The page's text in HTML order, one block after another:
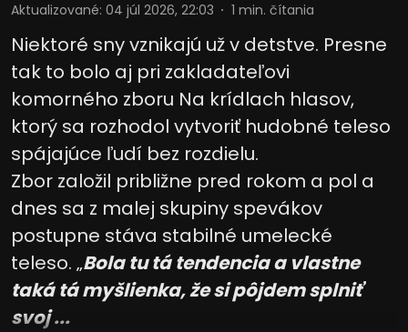
Aktualizované: 04 júl 2026, 22:03 1 min. čítania
Niektoré sny vznikajú už v detstve. Presne
tak to bolo aj pri zakladateľovi
komorného zboru Na krídlach hlasov,
ktorý sa rozhodol vytvoriť hudobné teleso
spájajúce ľudí bez rozdielu.
Zbor založil približne pred rokom a pol a
dnes sa z malej skupiny spevákov
postupne stáva stabilné umelecké
teleso. „Bola tu tá tendencia a vlastne
taká tá myšlienka, že si pôjdem splniť
svoj ...